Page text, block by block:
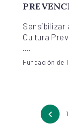
Sensibilizar
Cultura
Fundación de
1